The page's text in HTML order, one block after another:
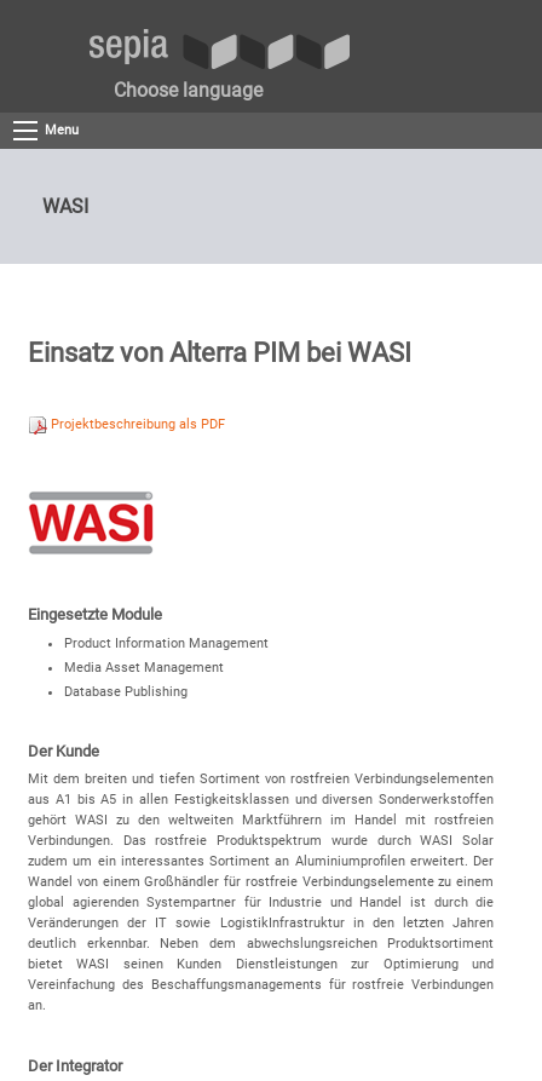
Choose language
Menu
WASI
Einsatz von Alterra PIM bei WASI
Projektbeschreibung als PDF
Eingesetzte Module
Product Information Management
Media Asset Management
Database Publishing
Der Kunde
Mit dem breiten und tiefen Sortiment von rostfreien Verbindungselementen
aus A1 bis A5 in allen Festigkeitsklassen und diversen Sonderwerkstoffen
gehört WASI zu den weltweiten Marktführern im Handel mit rostfreien
Verbindungen. Das rostfreie Produktspektrum wurde durch WASI Solar
zudem um ein interessantes Sortiment an Aluminiumprofilen erweitert. Der
Wandel von einem Großhändler für rostfreie Verbindungselemente zu einem
global agierenden Systempartner für Industrie und Handel ist durch die
Veränderungen der IT sowie LogistikInfrastruktur in den letzten Jahren
deutlich erkennbar. Neben dem abwechslungsreichen Produktsortiment
bietet WASI seinen Kunden Dienstleistungen zur Optimierung und
Vereinfachung des Beschaffungsmanagements für rostfreie Verbindungen
an.
Der Integrator